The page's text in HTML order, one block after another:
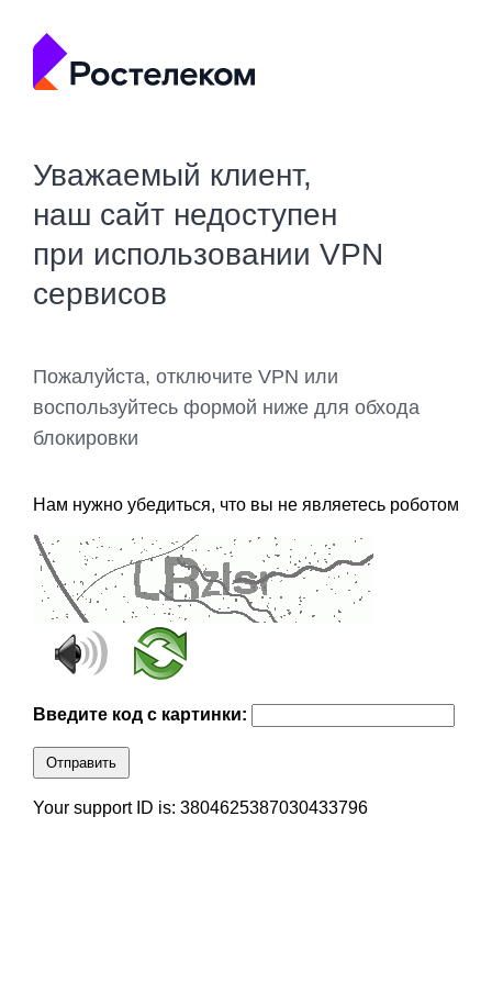
Уважаемый клиент,
наш сайт недоступен
при использовании VPN
сервисов
Пожалуйста, отключите VPN или
воспользуйтесь формой ниже для обхода
блокировки
Нам нужно убедиться, что вы не являетесь роботом
Введите код с картинки:
Отправить
Your support ID is: 3804625387030433796